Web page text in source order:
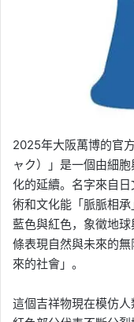
2025年大阪萬博的官
ャク）」是一個由細
化的延續。名字來自
術和文化能「脈脈相
藍色與紅色，象徵地
條表現自然與未來的
來的社會」。
這個吉祥物現在模仿人